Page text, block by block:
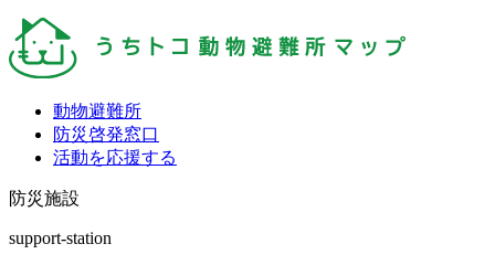
動物避難所
防災啓発窓口
活動を応援する
防災施設
support-station